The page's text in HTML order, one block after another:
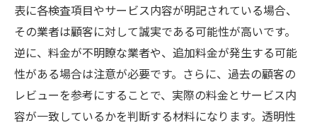
表に各検査項目やサービス内容が明記されている場合、
その業者は顧客に対して誠実である可能性が高いです。
逆に、料金が不明瞭な業者や、追加料金が発生する可能
性がある場合は注意が必要です。さらに、過去の顧客の
レビューを参考にすることで、実際の料金とサービス内
容が一致しているかを判断する材料になります。透明性